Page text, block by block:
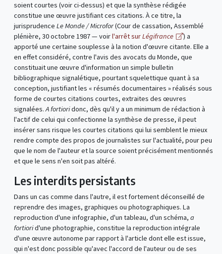
soient courtes (voir ci-dessus) et que la synthèse rédigée
constitue une œuvre justifiant ces citations. À ce titre, la
jurisprudence Le Monde / Microfor(Cour de cassation, Assemblé
plénière, 30 octobre 1987 — voirl'arrêt surLégifrance
) a
apporté une certaine souplesse à la notion d'œuvre citante. Elle a
en effet considéré, contre l'avis des avocats du Monde, que
constituait une œuvre d'information un simple bulletin
bibliographique signalétique, pourtant squelettique quant à sa
conception, justifiant les « résumés documentaires » réalisés sous
forme de courtes citations courtes, extraites des œuvres
signalées.A fortioridonc, dès qu'il y a un minimum de rédaction à
l'actif de celui qui confectionne la synthèse de presse, il peut
insérer sans risque les courtes citations qui lui semblent le mieux
rendre compte des propos de journalistes sur l'actualité, pour peu
que le nom de l'auteur et la source soient précisément mentionnés
et que le sens n'en soit pas altéré.
Les interdits persistants
Dans un cas comme dans l'autre, il est fortement déconseillé de
reprendre des images, graphiques ou photographiques. La
reproduction d'une infographie, d'un tableau, d'un schéma, a
fortiorid'une photographie, constitue la reproduction intégrale
d'une œuvre autonome par rapport à l'article dont elle est issue,
qui n'est donc possible qu'avec l'accord de l'auteur ou de ses